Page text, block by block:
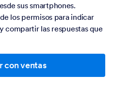
sus smartphones.
los permisos para indicar
compartir las respuestas que
con ventas